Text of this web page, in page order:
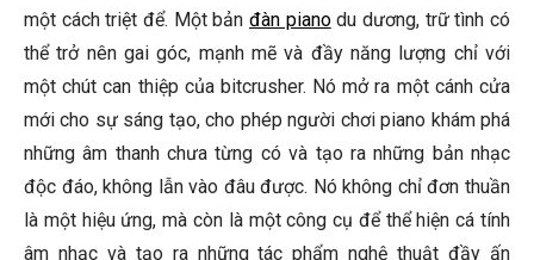
một cách triệt để. Một bản đàn pianodu dương, trữ tình có
thể trở nên gai góc, mạnh mẽ và đầy năng lượng chỉ với
một chút can thiệp của bitcrusher. Nó mở ra một cánh cửa
mới cho sự sáng tạo, cho phép người chơi piano khám phá
những âm thanh chưa từng có và tạo ra những bản nhạc
độc đáo, không lẫn vào đâu được. Nó không chỉ đơn thuần
là một hiệu ứng, mà còn là một công cụ để thể hiện cá tính
âm nhạc và tạo ra những tác phẩm nghệ thuật đầy ấn